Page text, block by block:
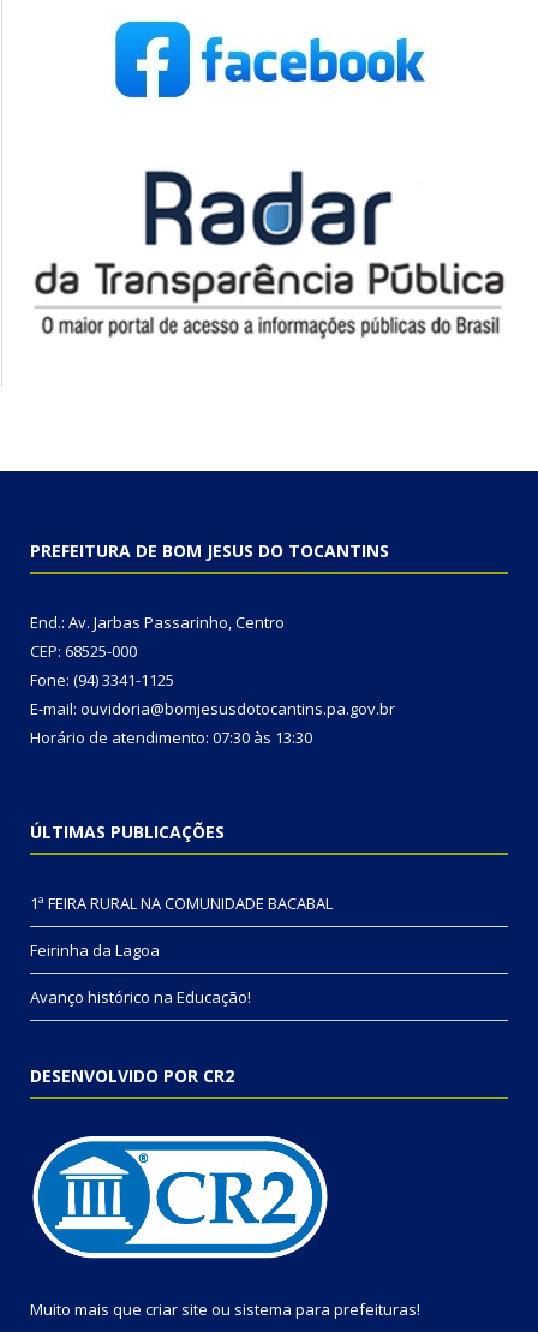
PREFEITURA DE BOM JESUS DO TOCANTINS
End.: Av. Jarbas Passarinho, Centro
CEP: 68525-000
Fone: (94) 3341-1125
E-mail: ouvidoria@bomjesusdotocantins.pa.gov.br
Horário de atendimento: 07:30 às 13:30
ÚLTIMAS PUBLICAÇÕES
1ª FEIRA RURAL NA COMUNIDADE BACABAL
Feirinha da Lagoa
Avanço histórico na Educação!
DESENVOLVIDO POR CR2
Muito mais que criar site ou sistema para prefeituras!